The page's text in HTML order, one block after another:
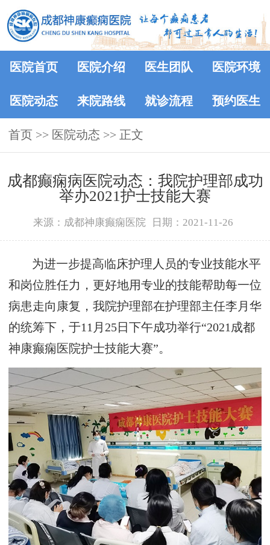
医院首页 医院介绍 医生团队 医院环境
医院动态 来院路线 就诊流程 预约医生
首页 >> 医院动态 >> 正文
成都癫痫病医院动态：我院护理部成功
举办2021护士技能大赛
来源：成都神康癫痫医院 日期：2021-11-26
为进一步提高临床护理人员的专业技能水平
和岗位胜任力，更好地用专业的技能帮助每一位
病患走向康复，我院护理部在护理部主任李月华
的统筹下，于11月25日下午成功举行“2021成都
神康癫痫医院护士技能大赛”。